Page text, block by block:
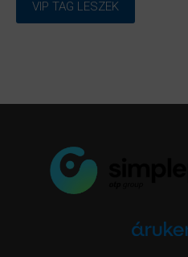
VIP TAG LESZEK